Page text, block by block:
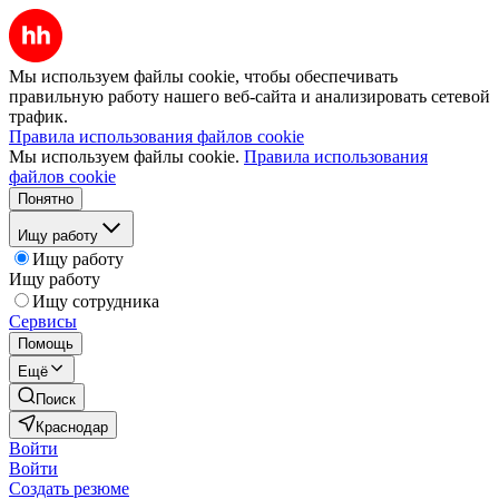
Мы используем файлы cookie, чтобы обеспечивать
правильную работу нашего веб-сайта и анализировать сетевой
трафик.
Правила использования файлов cookie
Мы используем файлы cookie. Правила использования
файлов cookie
Понятно
Ищу работу
Ищу работу
Ищу работу
Ищу сотрудника
Сервисы
Помощь
Ещё
Поиск
Краснодар
Войти
Войти
Создать резюме